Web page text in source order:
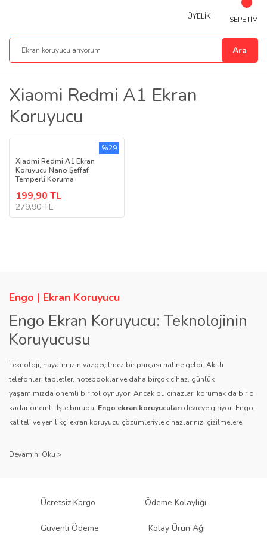
Ara
ÜYELİK SEPETİM
Xiaomi Redmi A1 Ekran
Koruyucu
Xiaomi Redmi A1 Ekran
Koruyucu Nano Şeffaf
Temperli Koruma
199,90 TL
279,90 TL
%29
Engo | Ekran Koruyucu
Engo Ekran Koruyucu: Teknolojinin
Koruyucusu
Teknoloji, hayatımızın vazgeçilmez bir parçası haline geldi. Akıllı
telefonlar, tabletler, notebooklar ve daha birçok cihaz, günlük
yaşamımızda önemli bir rol oynuyor. Ancak bu cihazları korumak da bir o
kadar önemli. İşte burada, Engo ekran koruyucuları devreye giriyor. Engo,
kaliteli ve yenilikçi ekran koruyucu çözümleriyle cihazlarınızı çizilmelere,
sağlıyor.
Engo ekran koruyucuları
, uzun yıllara dayanan tecrübesi ve teknolojiye
ürününü titiz bir kalite kontrol sürecinden geçirir. Kullanıcı dostu tasarımı
Ücretsiz Kargo Ödeme Kolaylığı
Güvenli Ödeme Kolay Ürün Ağı